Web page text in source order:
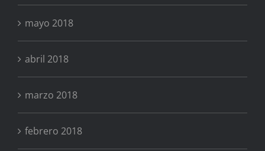
mayo 2018
abril 2018
marzo 2018
febrero 2018